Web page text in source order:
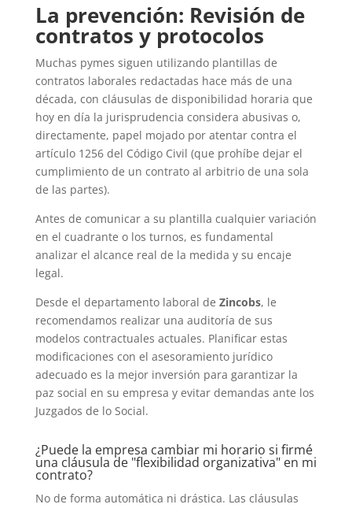
La prevención: Revisión de
contratos y protocolos
Muchas pymes siguen utilizando plantillas de
contratos laborales redactadas hace más de una
década, con cláusulas de disponibilidad horaria que
hoy en día la jurisprudencia considera abusivas o,
directamente, papel mojado por atentar contra el
artículo 1256 del Código Civil (que prohíbe dejar el
cumplimiento de un contrato al arbitrio de una sola
de las partes).
Antes de comunicar a su plantilla cualquier variación
en el cuadrante o los turnos, es fundamental
analizar el alcance real de la medida y su encaje
legal.
Desde el departamento laboral de Zincobs, le
recomendamos realizar una auditoría de sus
modelos contractuales actuales. Planificar estas
modificaciones con el asesoramiento jurídico
adecuado es la mejor inversión para garantizar la
paz social en su empresa y evitar demandas ante los
Juzgados de lo Social.
¿Puede la empresa cambiar mi horario si firmé
una cláusula de "flexibilidad organizativa" en mi
contrato?
No de forma automática ni drástica. Las cláusulas